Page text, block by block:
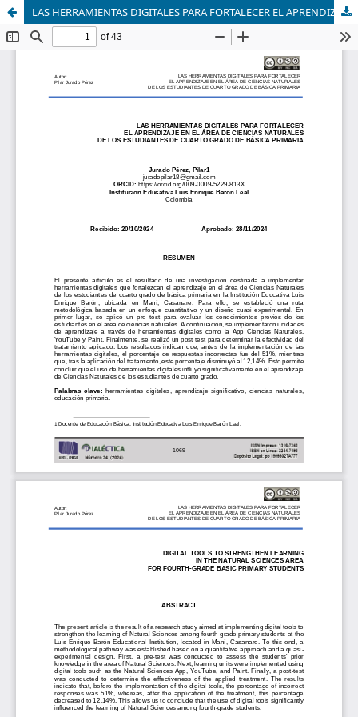
LAS HERRAMIENTAS DIGITALES PARA FORTALECER EL APRENDIZAJE EN EL ÁREA DE CIENCIAS NATURALES DE LOS ESTUDIANTES DE CUARTO GRADO DE BÁSICA PRIMARIA